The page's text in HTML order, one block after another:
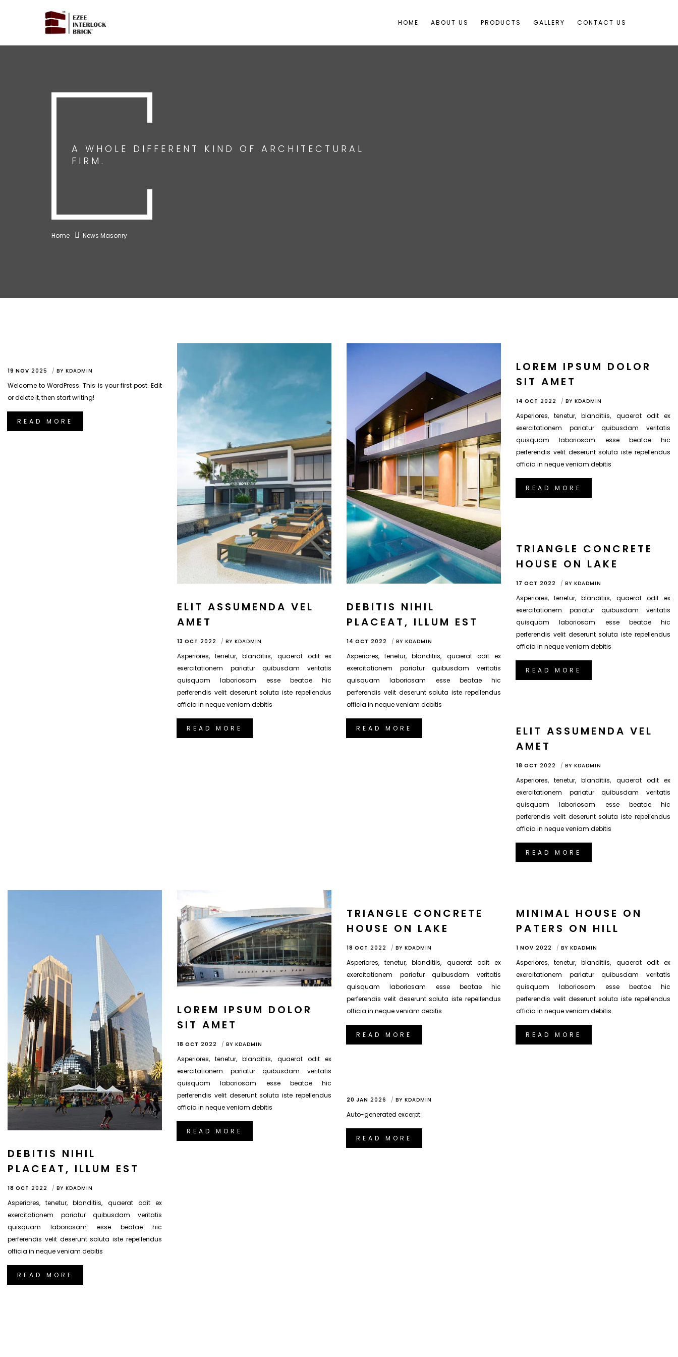
HOME ABOUT US PRODUCTS GALLERY CONTACT US
A WHOLE DIFFERENT KIND OF ARCHITECTURAL
FIRM.
Home News Masonry
19 NOV 2025 BY KDADMIN
Welcome to WordPress. This is your first post. Edit
or delete it, then start writing!
READ MORE
ELIT ASSUMENDA VEL
AMET
13 OCT 2022 BY KDADMIN
Asperiores, tenetur, blanditiis, quaerat odit ex
exercitationem pariatur quibusdam veritatis
quisquam laboriosam esse beatae hic
perferendis velit deserunt soluta iste repellendus
officia in neque veniam debitis
READ MORE
DEBITIS NIHIL
PLACEAT, ILLUM EST
14 OCT 2022 BY KDADMIN
Asperiores, tenetur, blanditiis, quaerat odit ex
exercitationem pariatur quibusdam veritatis
quisquam laboriosam esse beatae hic
perferendis velit deserunt soluta iste repellendus
officia in neque veniam debitis
READ MORE
LOREM IPSUM DOLOR
SIT AMET
14 OCT 2022 BY KDADMIN
Asperiores, tenetur, blanditiis, quaerat odit ex
exercitationem pariatur quibusdam veritatis
quisquam laboriosam esse beatae hic
perferendis velit deserunt soluta iste repellendus
officia in neque veniam debitis
READ MORE
TRIANGLE CONCRETE
HOUSE ON LAKE
17 OCT 2022 BY KDADMIN
Asperiores, tenetur, blanditiis, quaerat odit ex
exercitationem pariatur quibusdam veritatis
quisquam laboriosam esse beatae hic
perferendis velit deserunt soluta iste repellendus
officia in neque veniam debitis
READ MORE
ELIT ASSUMENDA VEL
AMET
18 OCT 2022 BY KDADMIN
Asperiores, tenetur, blanditiis, quaerat odit ex
exercitationem pariatur quibusdam veritatis
quisquam laboriosam esse beatae hic
perferendis velit deserunt soluta iste repellendus
officia in neque veniam debitis
READ MORE
DEBITIS NIHIL
PLACEAT, ILLUM EST
18 OCT 2022 BY KDADMIN
Asperiores, tenetur, blanditiis, quaerat odit ex
exercitationem pariatur quibusdam veritatis
quisquam laboriosam esse beatae hic
perferendis velit deserunt soluta iste repellendus
officia in neque veniam debitis
READ MORE
LOREM IPSUM DOLOR
SIT AMET
18 OCT 2022 BY KDADMIN
Asperiores, tenetur, blanditiis, quaerat odit ex
exercitationem pariatur quibusdam veritatis
quisquam laboriosam esse beatae hic
perferendis velit deserunt soluta iste repellendus
officia in neque veniam debitis
READ MORE
TRIANGLE CONCRETE
HOUSE ON LAKE
18 OCT 2022 BY KDADMIN
Asperiores, tenetur, blanditiis, quaerat odit ex
exercitationem pariatur quibusdam veritatis
quisquam laboriosam esse beatae hic
perferendis velit deserunt soluta iste repellendus
officia in neque veniam debitis
READ MORE
MINIMAL HOUSE ON
PATERS ON HILL
1 NOV 2022 BY KDADMIN
Asperiores, tenetur, blanditiis, quaerat odit ex
exercitationem pariatur quibusdam veritatis
quisquam laboriosam esse beatae hic
perferendis velit deserunt soluta iste repellendus
officia in neque veniam debitis
READ MORE
20 JAN 2026 BY KDADMIN
Auto-generated excerpt
READ MORE